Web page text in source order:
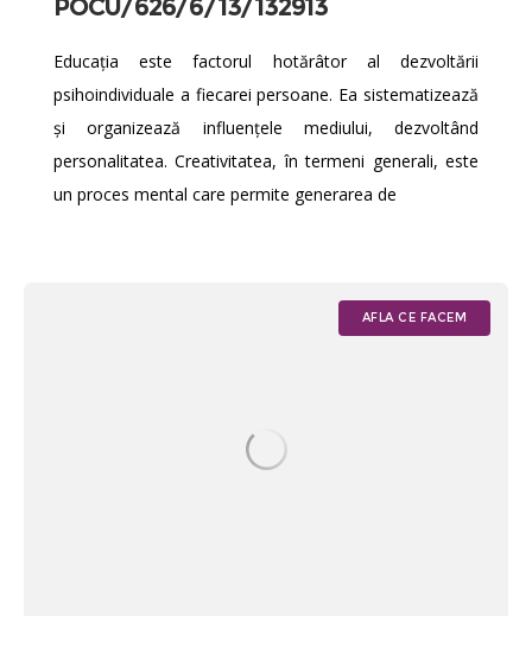
POCU/626/6/13/132913
Educația este factorul hotărâtor al dezvoltării
psihoindividuale a fiecarei persoane. Ea sistematizează
și organizează influențele mediului, dezvoltând
personalitatea. Creativitatea, în termeni generali, este
un proces mental care permite generarea de
AFLA CE FACEM